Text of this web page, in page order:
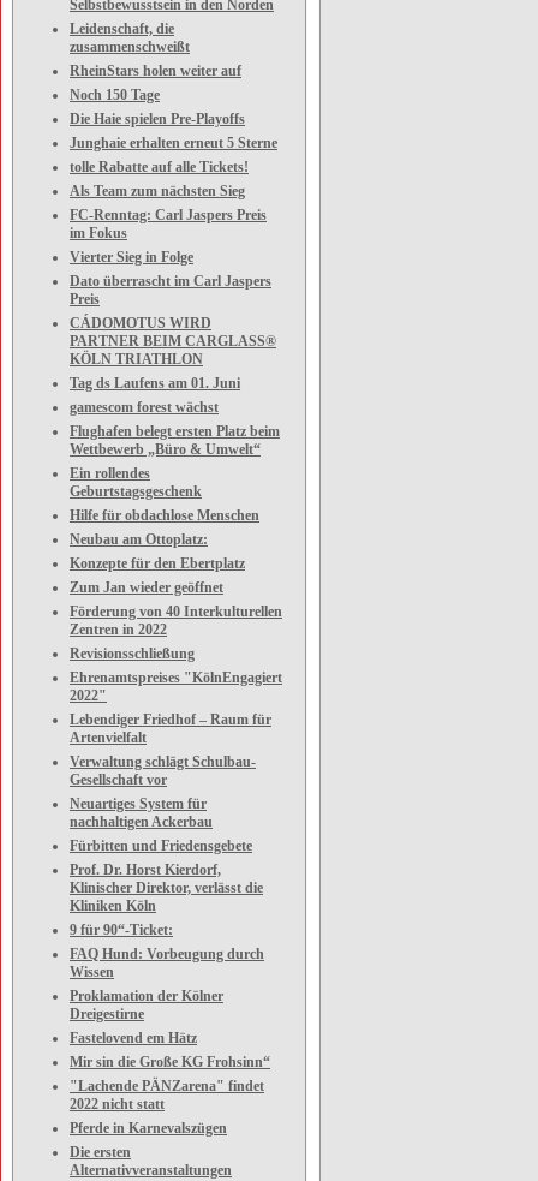
Selbstbewusstsein in den Norden
Leidenschaft, die
zusammenschweißt
RheinStars holen weiter auf
Noch 150 Tage
Die Haie spielen Pre-Playoffs
Junghaie erhalten erneut 5 Sterne
tolle Rabatte auf alle Tickets!
Als Team zum nächsten Sieg
FC-Renntag: Carl Jaspers Preis
im Fokus
Vierter Sieg in Folge
Dato überrascht im Carl Jaspers
Preis
CÁDOMOTUS WIRD
PARTNER BEIM CARGLASS®
KÖLN TRIATHLON
Tag ds Laufens am 01. Juni
gamescom forest wächst
Flughafen belegt ersten Platz beim
Wettbewerb „Büro & Umwelt“
Ein rollendes
Geburtstagsgeschenk
Hilfe für obdachlose Menschen
Neubau am Ottoplatz:
Konzepte für den Ebertplatz
Zum Jan wieder geöffnet
Förderung von 40 Interkulturellen
Zentren in 2022
Revisionsschließung
Ehrenamtspreises "KölnEngagiert
2022"
Lebendiger Friedhof – Raum für
Artenvielfalt
Verwaltung schlägt Schulbau-
Gesellschaft vor
Neuartiges System für
nachhaltigen Ackerbau
Fürbitten und Friedensgebete
Prof. Dr. Horst Kierdorf,
Klinischer Direktor, verlässt die
Kliniken Köln
9 für 90“-Ticket:
FAQ Hund: Vorbeugung durch
Wissen
Proklamation der Kölner
Dreigestirne
Fastelovend em Hätz
Mir sin die Große KG Frohsinn“
"Lachende PÄNZarena" findet
2022 nicht statt
Pferde in Karnevalszügen
Die ersten
Alternativveranstaltungen